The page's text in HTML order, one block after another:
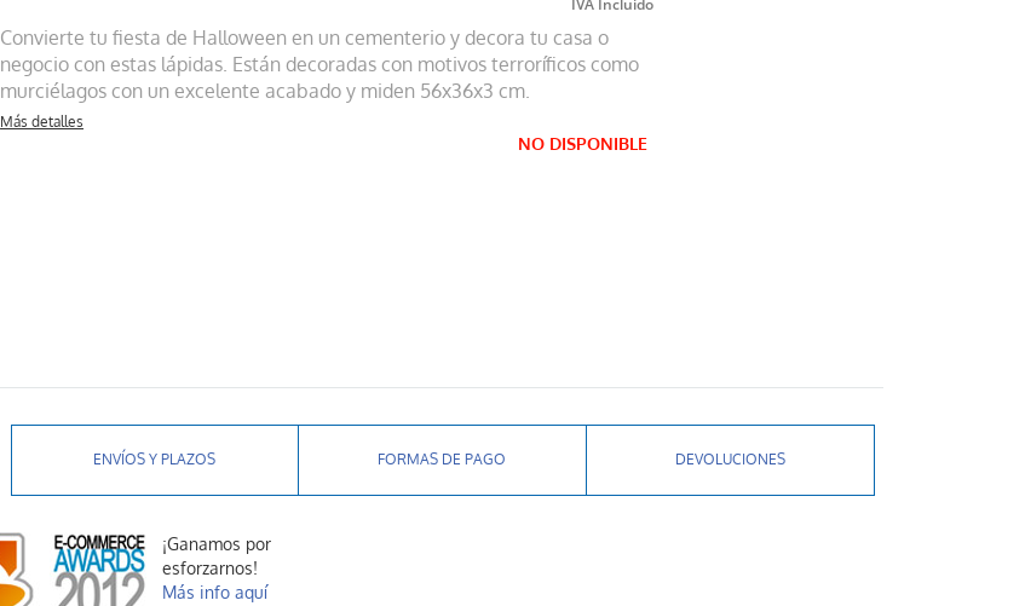
Convierte tu fiesta de Halloween en un cementerio y decora tu casa o
negocio con estas lápidas. Están decoradas con motivos terroríficos como
murciélagos con un excelente acabado y miden 56x36x3 cm.
Más detalles
NO DISPONIBLE
ENVÍOS Y PLAZOS FORMAS DE PAGO DEVOLUCIONES
¡Ganamos por
esforzarnos!
Más info aquí